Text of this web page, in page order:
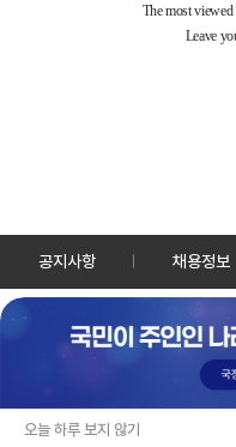
오늘 하루 보지 않기
공지사항 채용정보
30128 세종특별자치시
TEL:
Copyrightⓒ KTV